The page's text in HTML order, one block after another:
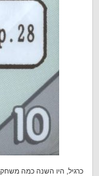
כרגיל, היו השנה כמה משחקי